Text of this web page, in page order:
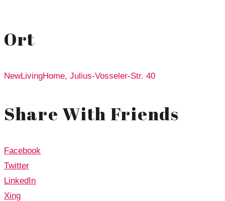
Ort
NewLivingHome, Julius-Vosseler-Str. 40
Share With Friends
Facebook
Twitter
LinkedIn
Xing